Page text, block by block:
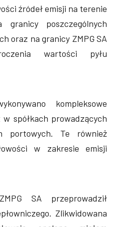
źródeł emisji na terenie
poszczególnych
oraz na granicy ZMPG SA
wartości pyłu
kompleksowe
spółkach prowadzących
portowych. Te również
w zakresie emisji
SA przeprowadził
Zlikwidowana